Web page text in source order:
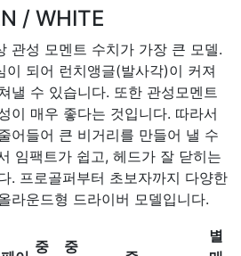
/ WHITE
관성 모멘트 수치가 가장 큰 모델.
이 되어 런치앵글(발사각)이 커져
낼 수 있습니다. 또한 관성모멘트
이 매우 좋다는 것입니다. 따라서
어들어 큰 비거리를 만들어 낼 수
임팩트가 쉽고, 헤드가 잘 닫히는
. 프로골퍼부터 초보자까지 다양한
라운드형 드라이버 모델입니다.
중
중
별